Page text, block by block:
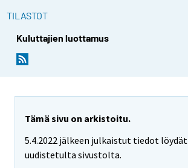
TILASTOT
Kuluttajien luottamus
Tämä sivu on arkistoitu.
5.4.2022 jälkeen julkaistut tiedot löydät
uudistetulta sivustolta.